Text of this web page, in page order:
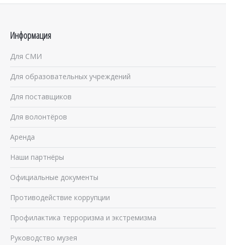
Информация
Для СМИ
Для образовательных учреждений
Для поставщиков
Для волонтёров
Аренда
Наши партнёры
Официальные документы
Противодействие коррупции
Профилактика терроризма и экстремизма
Руководство музея